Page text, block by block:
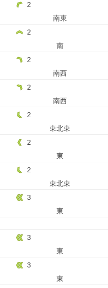
2
南東
2
南
2
南西
2
南西
2
東北東
2
東
2
東北東
3
東
3
東
3
東